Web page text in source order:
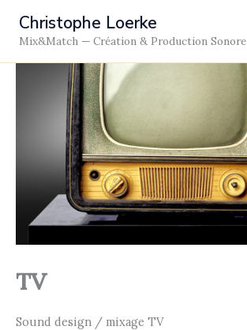
content
Christophe Loerke
Mix&Match — Création & Production Sonore
TV
Sound design / mixage TV